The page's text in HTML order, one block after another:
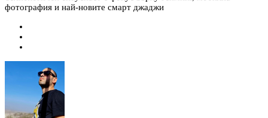
фотография и най-новите смарт джаджи